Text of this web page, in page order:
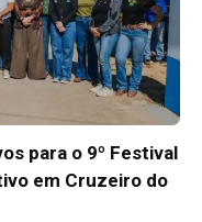
para o 9º Festival
em Cruzeiro do